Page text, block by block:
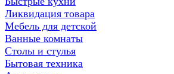
Ликвидация товара
Мебель для детской
Ванные комнаты
Столы и стулья
Бытовая техника